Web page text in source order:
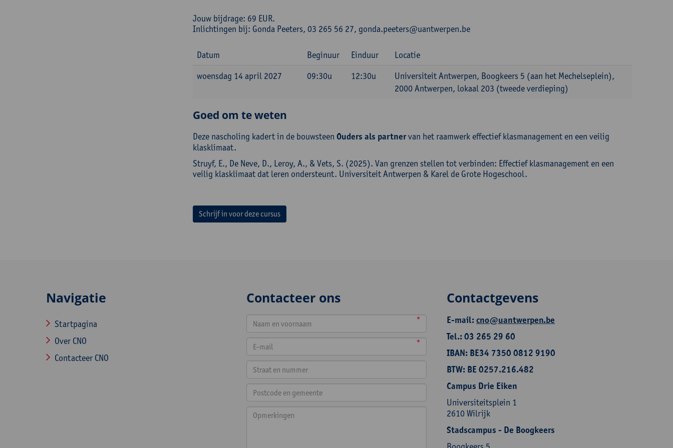
Jouw bijdrage: 69 EUR.
Inlichtingen bij: Gonda Peeters, 03 265 56 27, gonda.peeters@uantwerpen.be
Datum Beginuur Einduur
Locatie
woensdag 14 april 2027
09:30u 12:30u
Universiteit Antwerpen, Boogkeers 5 (aan het Mechelseplein),
2000 Antwerpen, lokaal 203 (tweede verdieping)
Goed om te weten
Deze nascholing kadert in de bouwsteen Ouders als partnervan het raamwerk effectief klasmanagement en een veilig
klasklimaat.
Struyf, E., De Neve, D., Leroy, A., & Vets, S. (2025). Van grenzen stellen tot verbinden: Effectief klasmanagement en een
veilig klasklimaat dat leren ondersteunt. Universiteit Antwerpen & Karel de Grote Hogeschool.
Schrijf in voor deze cursus
Navigatie
Startpagina
Over CNO
Contacteer CNO
Contacteer ons
*
*
Contactgevens
E-mail:cno@uantwerpen.be
Tel.: 03 265 29 60
IBAN: BE34 7350 0812 9190
BTW: BE 0257.216.482
Campus Drie Eiken
Universiteitsplein 1
2610 Wilrijk
Stadscampus - De Boogkeers